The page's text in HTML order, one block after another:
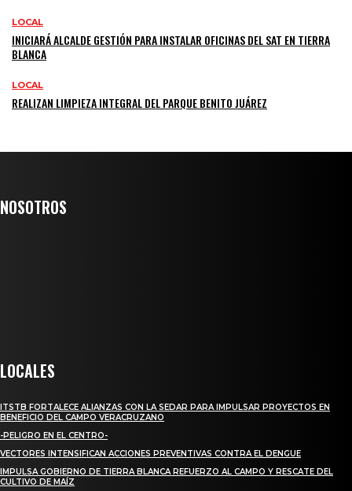
LOCAL
INICIARÁ ALCALDE GESTIÓN PARA INSTALAR OFICINAS DEL SAT EN TIERRA
BLANCA
LOCAL
REALIZAN LIMPIEZA INTEGRAL DEL PARQUE BENITO JUÁREZ
NOSOTROS
LOCALES
ITSTB FORTALECE ALIANZAS CON LA SEDAR PARA IMPULSAR PROYECTOS EN
BENEFICIO DEL CAMPO VERACRUZANO
-PELIGRO EN EL CENTRO-
VECTORES INTENSIFICAN ACCIONES PREVENTIVAS CONTRA EL DENGUE
IMPULSA GOBIERNO DE TIERRA BLANCA REFUERZO AL CAMPO Y RESCATE DEL
CULTIVO DE MAÍZ